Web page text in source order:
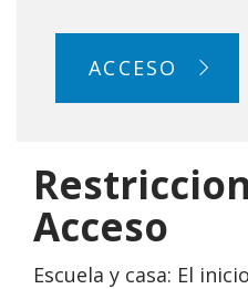
ACCESO
Acceso
Escuela y casa: El